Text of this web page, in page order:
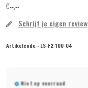
€--,--
Schrijf je eigen review
Artikelcode : LS-F2-100-04
Niet op voorraad